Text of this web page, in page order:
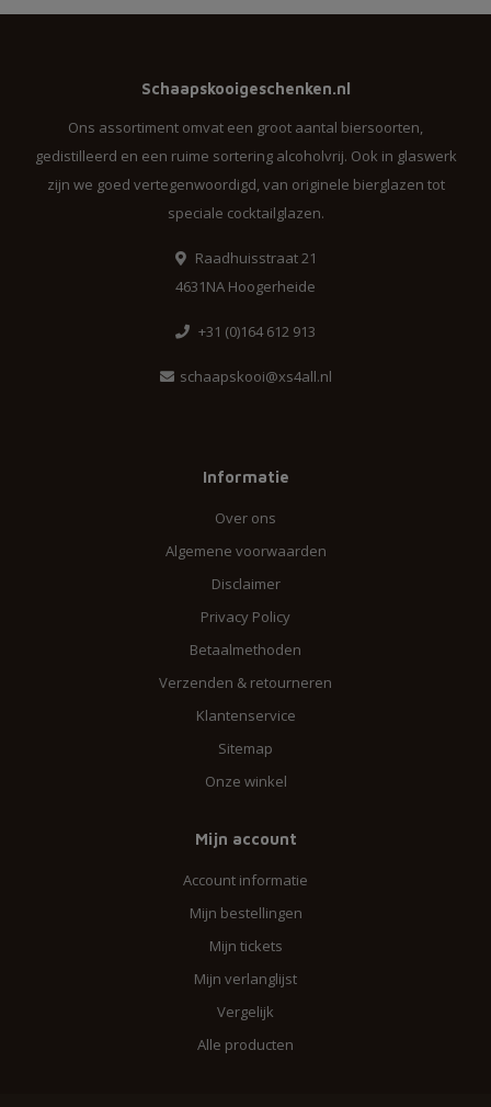
Schaapskooigeschenken.nl
Ons assortiment omvat een groot aantal biersoorten,
gedistilleerd en een ruime sortering alcoholvrij. Ook in glaswerk
zijn we goed vertegenwoordigd, van originele bierglazen tot
speciale cocktailglazen.
Raadhuisstraat 21
4631NA Hoogerheide
+31 (0)164 612 913
schaapskooi@xs4all.nl
Informatie
Over ons
Algemene voorwaarden
Disclaimer
Privacy Policy
Betaalmethoden
Verzenden & retourneren
Klantenservice
Sitemap
Onze winkel
Mijn account
Account informatie
Mijn bestellingen
Mijn tickets
Mijn verlanglijst
Vergelijk
Alle producten